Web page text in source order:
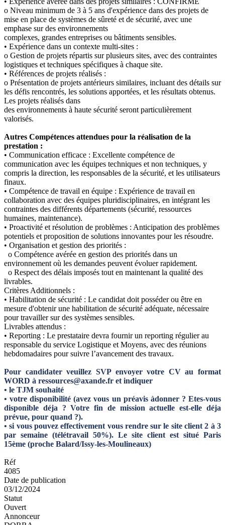
o Niveau minimum de 3 à 5 ans d'expérience dans des projets de
mise en place de systèmes de sûreté et de sécurité, avec une
emphase sur des environnements
complexes, grandes entreprises ou bâtiments sensibles.
• Expérience dans un contexte multi-sites :
o Gestion de projets répartis sur plusieurs sites, avec des contraintes
logistiques et techniques spécifiques à chaque site.
• Références de projets réalisés :
o Présentation de projets antérieurs similaires, incluant des détails sur
les défis rencontrés, les solutions apportées, et les résultats obtenus.
Les projets réalisés dans
des environnements à haute sécurité seront particulièrement
valorisés.
Autres Compétences attendues pour la réalisation de la
prestation :
• Communication efficace : Excellente compétence de
communication avec les équipes techniques et non techniques, y
compris la direction, les responsables de la sécurité, et les utilisateurs
finaux.
• Compétence de travail en équipe : Expérience de travail en
collaboration avec des équipes pluridisciplinaires, en intégrant les
contraintes des différents départements (sécurité, ressources
humaines, maintenance).
• Proactivité et résolution de problèmes : Anticipation des problèmes
potentiels et proposition de solutions innovantes pour les résoudre.
• Organisation et gestion des priorités :
o Compétence avérée en gestion des priorités dans un
environnement où les demandes peuvent évoluer rapidement.
o Respect des délais imposés tout en maintenant la qualité des
livrables.
Critères Additionnels :
• Habilitation de sécurité : Le candidat doit posséder ou être en
mesure d'obtenir une habilitation de sécurité adéquate, nécessaire
pour travailler sur des systèmes sensibles.
Livrables attendus :
• Reporting : Le prestataire devra fournir un reporting régulier au
responsable du service Logistique et Moyens, avec des réunions
hebdomadaires pour suivre l’avancement des travaux.
Pour candidater veuillez SVP envoyer votre CV au format
WORD à ressources@axande.fr et indiquer
• le TJM souhaité
• votre disponibilité (avez vous un préavis àdonner ? Etes-vous
disponible déja ? Votre fin de mission actuelle est-elle déja
prévue, pour quand ?).
• si vous pouvez effectivement vous rendre sur le site client 2 à 3
par semaine (télétravail 50%). Le site client est situé Paris
15ème (proche Balard/Issy-les-Moulineaux)
Réf
4085
Date de publication
03/12/2024
Statut
Ouvert
Annonceur